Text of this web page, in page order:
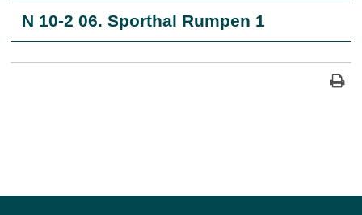
N 10-2 06. Sporthal Rumpen 1